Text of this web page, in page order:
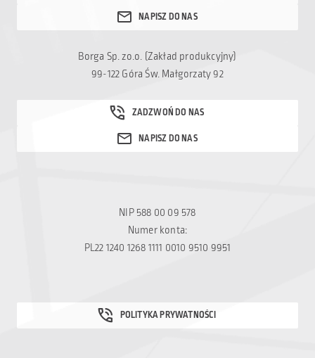
Borga Sp. zo.o. (Zakład produkcyjny)
99-122 Góra Św. Małgorzaty 92
NIP 588 00 09 578
Numer konta:
PL22 1240 1268 1111 0010 9510 9951